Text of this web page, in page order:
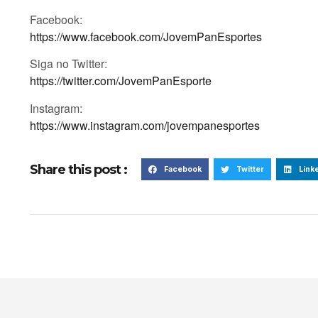
Facebook:
https://www.facebook.com/JovemPanEsportes
Siga no Twitter:
https://twitter.com/JovemPanEsporte
Instagram:
https://www.instagram.com/jovempanesportes
Share this post : Facebook Twitter